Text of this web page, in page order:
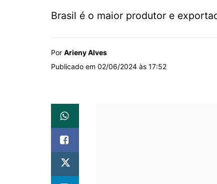
Brasil é o maior produtor e
Por Arieny Alves
Publicado em 02/06/2024 às 17:52